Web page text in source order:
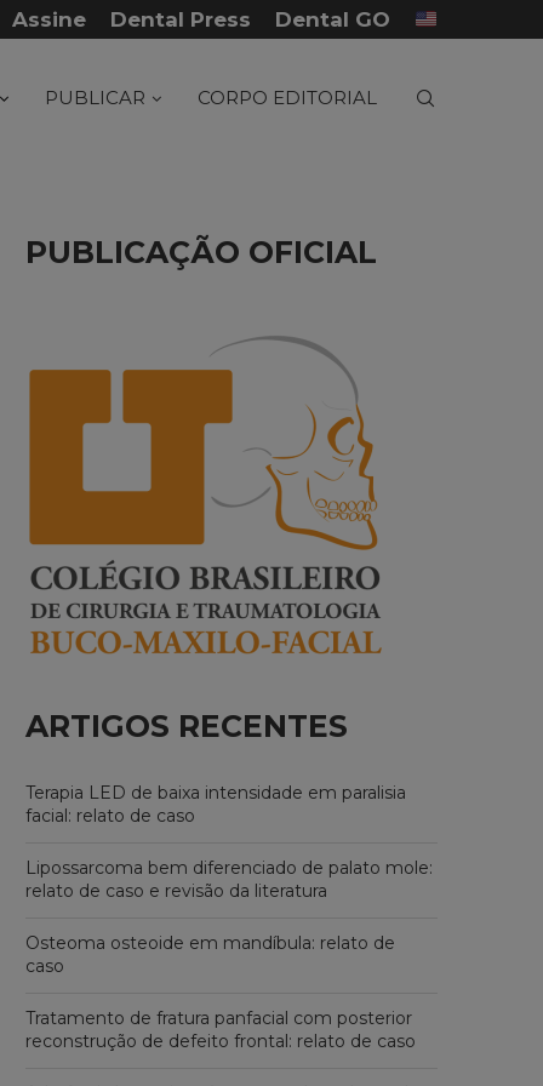
Tratamento de fratura panfacial com
Assine Dental Press Dental GO
PUBLICAR CORPO EDITORIAL
PUBLICAÇÃO OFICIAL
ARTIGOS RECENTES
Terapia LED de baixa intensidade em paralisia
facial: relato de caso
Lipossarcoma bem diferenciado de palato mole:
relato de caso e revisão da literatura
Osteoma osteoide em mandíbula: relato de
caso
Tratamento de fratura panfacial com posterior
reconstrução de defeito frontal: relato de caso